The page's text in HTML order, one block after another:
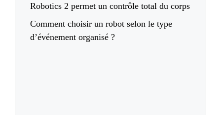
Robotics 2 permet un contrôle total du corps
Comment choisir un robot selon le type
d’événement organisé ?